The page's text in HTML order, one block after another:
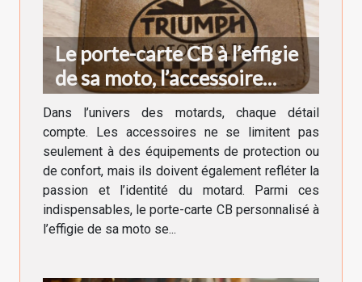
Le porte-carte CB à l’effigie
de sa moto, l’accessoire
indispensable du motard
Dans l’univers des motards, chaque détail
compte. Les accessoires ne se limitent pas
seulement à des équipements de protection ou
de confort, mais ils doivent également refléter la
passion et l’identité du motard. Parmi ces
indispensables, le porte-carte CB personnalisé à
l’effigie de sa moto se...